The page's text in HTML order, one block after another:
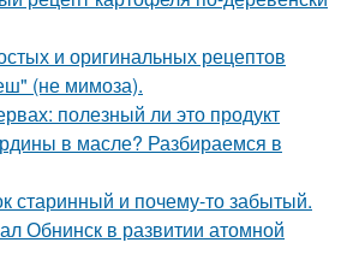
и оригинальных рецептов
(не мимоза).
полезный ли это продукт
в масле? Разбираемся в
старинный и почему-то забытый.
Обнинск в развитии атомной